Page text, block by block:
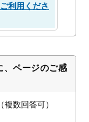
利用くださ
、ページのご感
数回答可）